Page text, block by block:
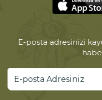
E-posta adresinizi